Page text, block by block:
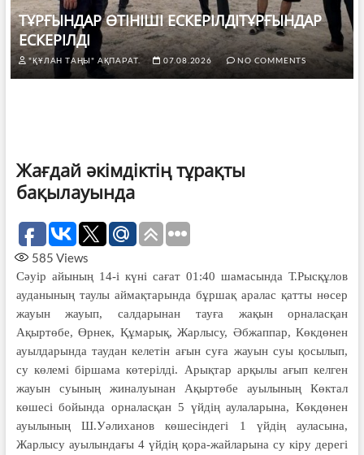
ТҰРҒЫНДАР ӨТІНІШІ ЕСКЕРІЛДІТҰРҒЫНДАР
ЕСКЕРІЛДІ
"ҚҰЛАН ТАҢЫ" АҚПАРАТ. 07.08.2026 NO COMMENTS
Жағдай әкімдіктің тұрақты
бақылауында
585 Views
Сәуір айының 14-і күні сағат 01:40 шамасында Т.Рысқұлов
ауданының таулы аймақтарында бұршақ аралас қатты нөсер
жауын жауып, салдарынан тауға жақын орналасқан
Ақыртөбе, Өрнек, Құмарық, Жарлысу, Әбжаппар, Көкдөнен
ауылдарында таудан келетін ағын суға жауын суы қосылып,
су көлемі біршама көтерілді. Арықтар арқылы ағып келген
жауын суының жиналуынан Ақыртөбе ауылының Көктал
көшесі бойында орналасқан 5 үйдің аулаларына, Көкдөнен
ауылының Ш.Уәлиханов көшесіндегі 1 үйдің ауласына,
Жарлысу ауылындағы 4 үйдің қора-жайларына су кіру дерегі